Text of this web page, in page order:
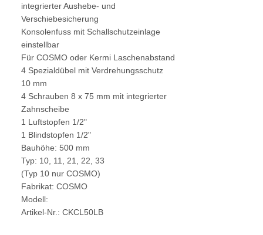
integrierter Aushebe- und
Verschiebesicherung
Konsolenfuss mit Schallschutzeinlage
einstellbar
Für COSMO oder Kermi Laschenabstand
4 Spezialdübel mit Verdrehungsschutz
10 mm
4 Schrauben 8 x 75 mm mit integrierter
Zahnscheibe
1 Luftstopfen 1/2"
1 Blindstopfen 1/2"
Bauhöhe: 500 mm
Typ: 10, 11, 21, 22, 33
(Typ 10 nur COSMO)
Fabrikat: COSMO
Modell:
Artikel-Nr.: CKCL50LB